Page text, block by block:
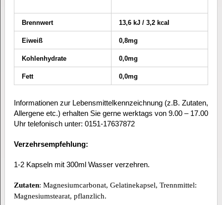
Brennwert 13,6 kJ / 3,2 kcal
Eiweiß 0,8mg
Kohlenhydrate 0,0mg
Fett 0,0mg
Informationen zur Lebensmittelkennzeichnung (z.B. Zutaten,
Allergene etc.) erhalten Sie gerne werktags von 9.00 – 17.00
Uhr telefonisch unter: 0151-17637872
Verzehrsempfehlung:
1-2 Kapseln mit 300ml Wasser verzehren.
Zutaten: Magnesiumcarbonat, Gelatinekapsel, Trennmittel:
Magnesiumstearat, pflanzlich.